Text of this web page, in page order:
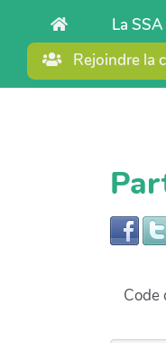
Aller au contenu
La
Rejoindre la
Code